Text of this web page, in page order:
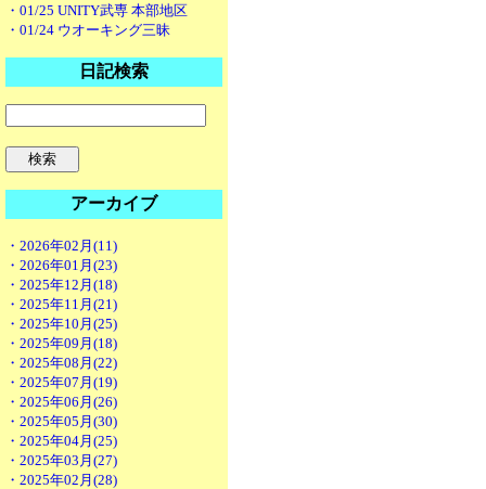
・01/25 UNITY武専 本部地区
・01/24 ウオーキング三昧
日記検索
アーカイブ
・2026年02月(11)
・2026年01月(23)
・2025年12月(18)
・2025年11月(21)
・2025年10月(25)
・2025年09月(18)
・2025年08月(22)
・2025年07月(19)
・2025年06月(26)
・2025年05月(30)
・2025年04月(25)
・2025年03月(27)
・2025年02月(28)